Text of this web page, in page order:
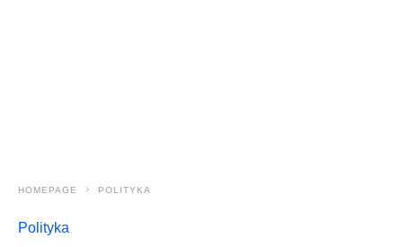
HOMEPAGE POLITYKA
Polityka